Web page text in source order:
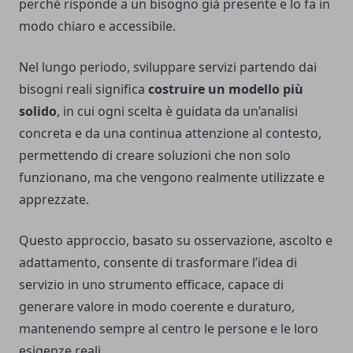
perché risponde a un bisogno già presente e lo fa in
modo chiaro e accessibile.
Nel lungo periodo, sviluppare servizi partendo dai
bisogni reali significa costruire un modello più
solido, in cui ogni scelta è guidata da un’analisi
concreta e da una continua attenzione al contesto,
permettendo di creare soluzioni che non solo
funzionano, ma che vengono realmente utilizzate e
apprezzate.
Questo approccio, basato su osservazione, ascolto e
adattamento, consente di trasformare l’idea di
servizio in uno strumento efficace, capace di
generare valore in modo coerente e duraturo,
mantenendo sempre al centro le persone e le loro